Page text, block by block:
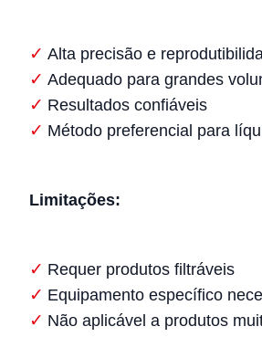
Alta precisão e
Adequado para grandes
Resultados confiáveis
Método preferencial para
Limitações:
Requer produtos filtráveis
Equipamento específico
Não aplicável a produtos